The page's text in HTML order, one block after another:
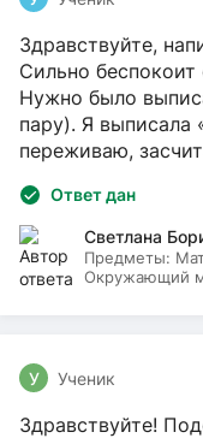
Здравствуйте,
Сильно
Нужно было
пару). Я выписала
переживаю,
Ответ дан
Светлана
Предметы:
Окружающий
У Ученик
Здравствуйте!